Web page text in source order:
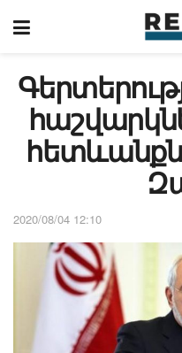
2020/08/04 12:10